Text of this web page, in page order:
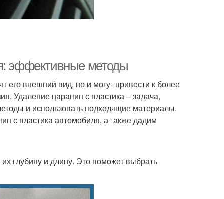
эффективные методы
его внешний вид, но и могут привести к более
Удаление царапин с пластика – задача,
и использовать подходящие материалы.
с пластика автомобиля, а также дадим
глубину и длину. Это поможет выбрать